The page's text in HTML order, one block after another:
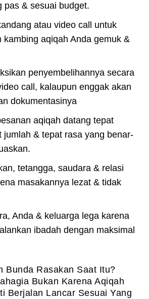
pas & sesuai budget.
atau video call untuk
kambing aqiqah Anda gemuk &
penyembelihannya secara
call, kalaupun enggak akan
dokumentasinya
aqiqah datang tepat
jumlah & tepat rasa yang benar-
tetangga, saudara & relasi
masakannya lezat & tidak
Anda & keluarga lega karena
ibadah dengan maksimal
Bunda Rasakan Saat Itu?
Bukan Karena Aqiqah
Berjalan Lancar Sesuai Yang